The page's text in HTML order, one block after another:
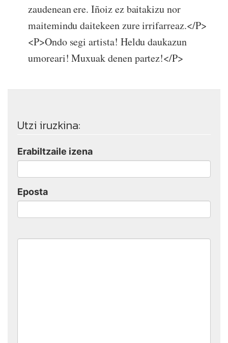
zaudenean ere. Iñoiz ez baitakizu nor
maitemindu daitekeen zure irrifarreaz.</P>
<P>Ondo segi artista! Heldu daukazun
umoreari! Muxuak denen partez!</P>
Utzi iruzkina:
Erabiltzaile izena
Eposta